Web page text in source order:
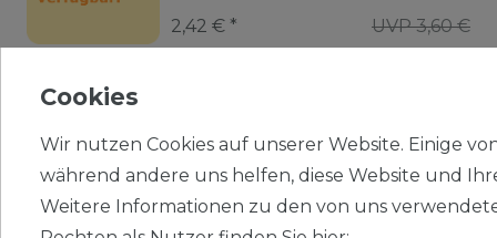
UVP 3,60 €
2,42 € *
Briefmarken Frankreich 1902
Mi MP2 (kompl.Ausg.)
Cookies
Wir nutzen Cookies auf unserer Website. Einige
während andere uns helfen, diese Website und
Weitere Informationen zu den von uns